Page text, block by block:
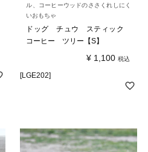
ル、コーヒーウッドのささくれしにく
いおもちゃ
ドッグ チュウ スティック
コーヒー ツリー【S】
¥ 1,100 税込
[LGE202]